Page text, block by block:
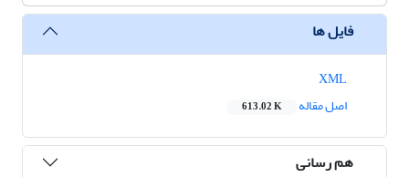
فایل ها
اصل مقاله
613.02 K
هم رسانی